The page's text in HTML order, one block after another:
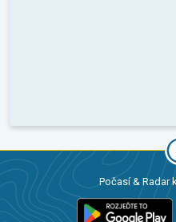
Počasí & Radar